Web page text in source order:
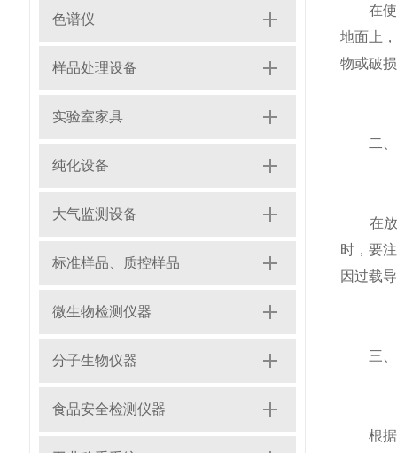
色谱仪
样品处理设备
实验室家具
纯化设备
大气监测设备
标准样品、质控样品
微生物检测仪器
分子生物仪器
食品安全检测仪器
在使用
地面上
物或破
二、
在放置
时，要
因过载
三、
根据实